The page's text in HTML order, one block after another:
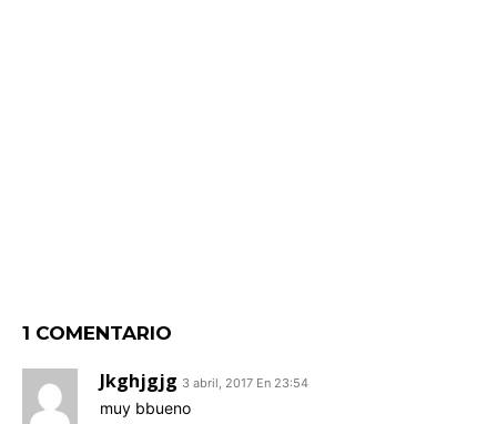
1 COMENTARIO
Jkghjgjg 3 abril, 2017 En 23:54
muy bbueno